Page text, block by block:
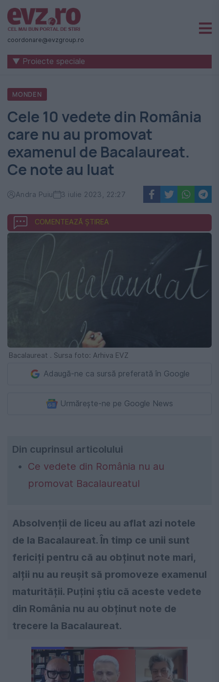
Știri
naționale
internaționale
România
-
Evenimentul
Zilei
coordonare@evzgroup.ro
▼ Proiecte speciale
MONDEN
Cele 10 vedete din România
care nu au promovat
examenul de Bacalaureat.
Ce note au luat
Andra Puiu 3 iulie 2023, 22:27
COMENTEAZĂ ȘTIREA
Bacalaureat . Sursa foto: Arhiva EVZ
Adaugă-ne ca sursă preferată în Google
Urmărește-ne pe Google News
Din cuprinsul articolului
Ce vedete din România nu au
promovat Bacalaureatul
Absolvenții de liceu au aflat azi notele
de la Bacalaureat. În timp ce unii sunt
fericiți pentru că au obținut note mari,
alții nu au reușit să promoveze examenul
maturității. Puțini știu că aceste vedete
din România nu au obținut note de
trecere la Bacalaureat.